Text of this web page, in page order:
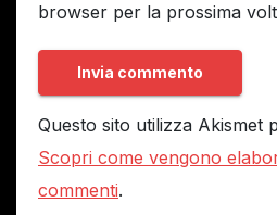
browser per la prossima
Questo sito utilizza Akismet
Scopri come vengono
commenti.